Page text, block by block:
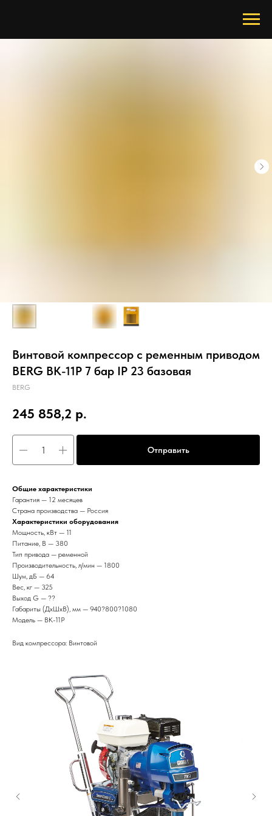
Винтовой компрессор с ременным приводом
BERG ВК-11Р 7 бар IP 23 базовая
BERG
245 858,2 р.
Отправить
Общие характеристики
Гарантия — 12 месяцев
Страна производства — Россия
Характеристики оборудования
Мощность, кВт — 11
Питание, В — 380
Тип привода — ременной
Производительность, л/мин — 1800
Шум, дБ — 64
Вес, кг — 325
Выход G — ??
Габариты (ДхШхВ), мм — 940?800?1080
Модель — ВК-11Р
Вид компрессора: Винтовой